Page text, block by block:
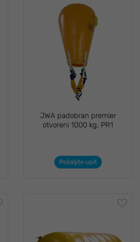
JWA padobran premier
otvoreni 1000 kg, PR1
Pošaljite upit